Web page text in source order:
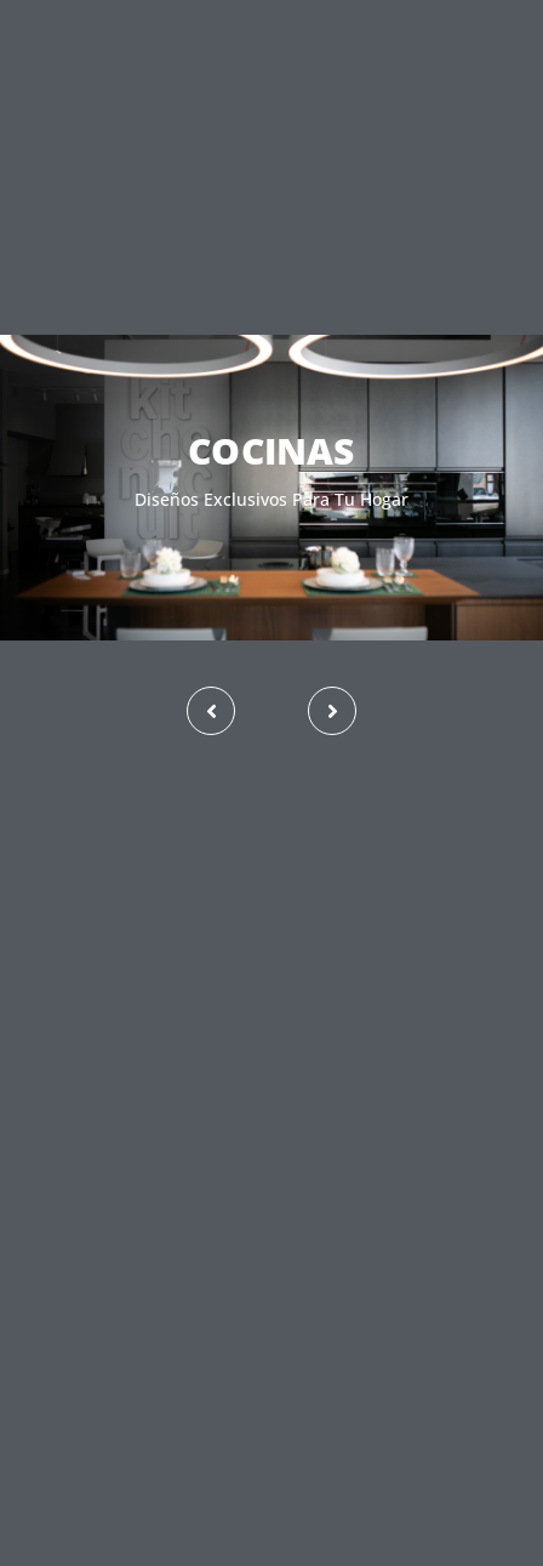
BAÑOS
Reforma Integral De Tus Cuartos De Baño, Nada Como El
Confort